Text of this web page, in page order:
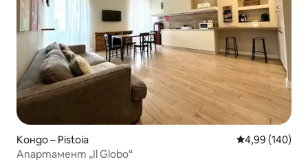
Кондо – Pistoia Средна
4,99 (140)
Апартамент „Il Globo“